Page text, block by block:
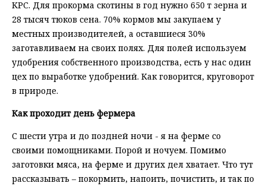
КРС. Для прокорма скотины в год нужно 650 т зерна и
28 тысяч тюков сена. 70% кормов мы закупаем у
местных производителей, а оставшиеся 30%
заготавливаем на своих полях. Для полей используем
удобрения собственного производства, есть у нас один
цех по выработке удобрений. Как говорится, круговорот
в природе.
Как проходит день фермера
С шести утра и до поздней ночи - я на ферме со
своими помощниками. Порой и ночуем. Помимо
заготовки мяса, на ферме и других дел хватает. Что тут
рассказывать – покормить, напоить, почистить, и так по